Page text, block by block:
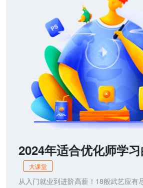
2024年适合优化师学
大课堂
从入门就业到进阶高薪！18般武艺应有